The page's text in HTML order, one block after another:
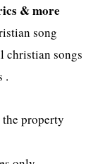
& more
song
christian songs
.
property